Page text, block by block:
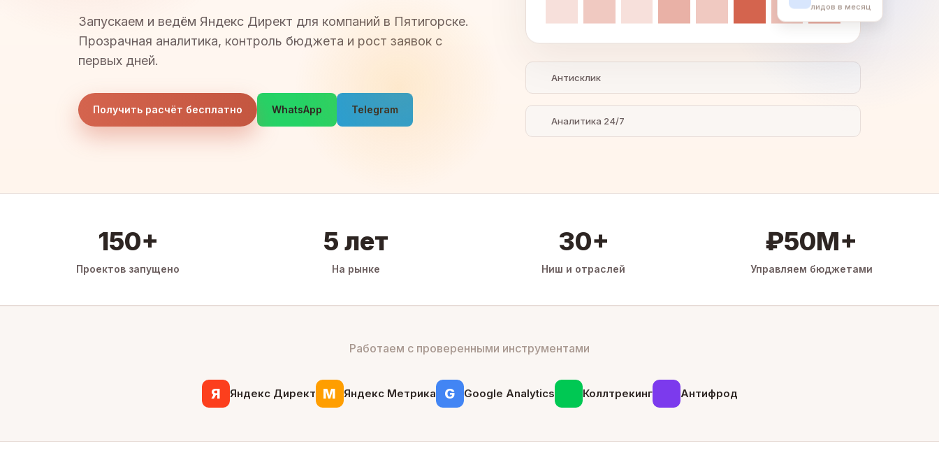
лидов в месяц
Запускаем и ведём Яндекс Директ для компаний в Пятигорске.
Прозрачная аналитика, контроль бюджета и рост заявок с
первых дней.
Получить расчёт бесплатно WhatsApp Telegram
Антисклик
Аналитика 24/7
150+
Проектов запущено
5 лет
На рынке
30+
Ниш и отраслей
₽50M+
Управляем бюджетами
Работаем с проверенными инструментами
Я Яндекс Директ М Яндекс Метрика G Google Analytics Коллтрекинг Антифрод